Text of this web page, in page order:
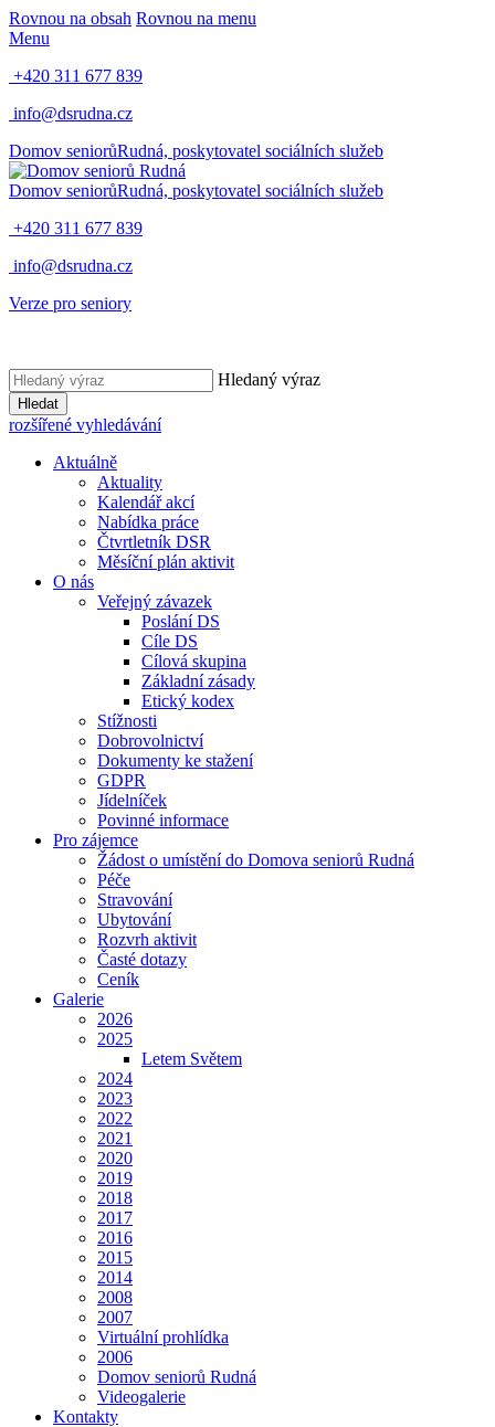
Rovnou na obsah Rovnou na menu
Menu
+420 311 677 839
info@dsrudna.cz
Domov seniorůRudná, poskytovatel sociálních služeb
Domov seniorůRudná, poskytovatel sociálních služeb
+420 311 677 839
info@dsrudna.cz
Verze pro seniory
Hledaný výraz
Hledat
rozšířené vyhledávání
Aktuálně
Aktuality
Kalendář akcí
Nabídka práce
Čtvrtletník DSR
Měsíční plán aktivit
O nás
Veřejný závazek
Poslání DS
Cíle DS
Cílová skupina
Základní zásady
Etický kodex
Stížnosti
Dobrovolnictví
Dokumenty ke stažení
GDPR
Jídelníček
Povinné informace
Pro zájemce
Žádost o umístění do Domova seniorů Rudná
Péče
Stravování
Ubytování
Rozvrh aktivit
Časté dotazy
Ceník
Galerie
2026
2025
Letem Světem
2024
2023
2022
2021
2020
2019
2018
2017
2016
2015
2014
2008
2007
Virtuální prohlídka
2006
Domov seniorů Rudná
Videogalerie
Kontakty